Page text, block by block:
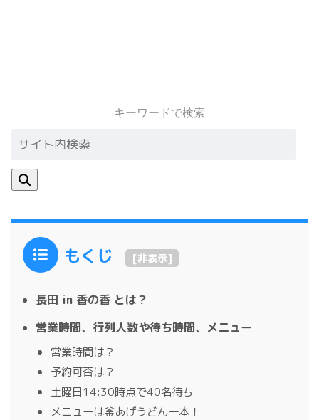
キーワードで検索
もくじ [非表示]
長田 in 香の香 とは？
営業時間、行列人数や待ち時間、メニュー
営業時間は？
予約可否は？
土曜日14:30時点で40名待ち
メニューは釜あげうどん一本！